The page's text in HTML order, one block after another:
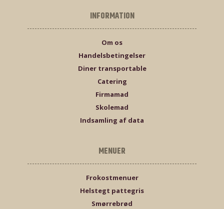
INFORMATION
Om os
Handelsbetingelser
Diner transportable
Catering
Firmamad
Skolemad
Indsamling af data
MENUER
Frokostmenuer
Helstegt pattegris
Smørrebrød